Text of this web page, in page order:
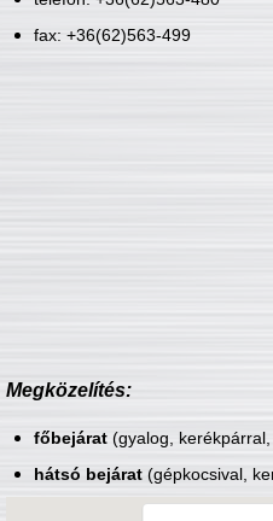
fax: +36(62)563-499
Megközelítés:
főbejárat(gyalog, kerékpárral,
hátsó bejárat(gépkocsival,